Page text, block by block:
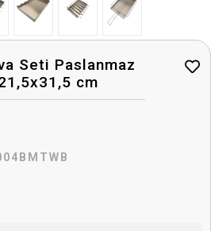
Seti Paslanmaz
cm